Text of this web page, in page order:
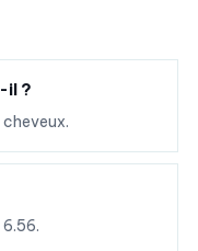
il ?